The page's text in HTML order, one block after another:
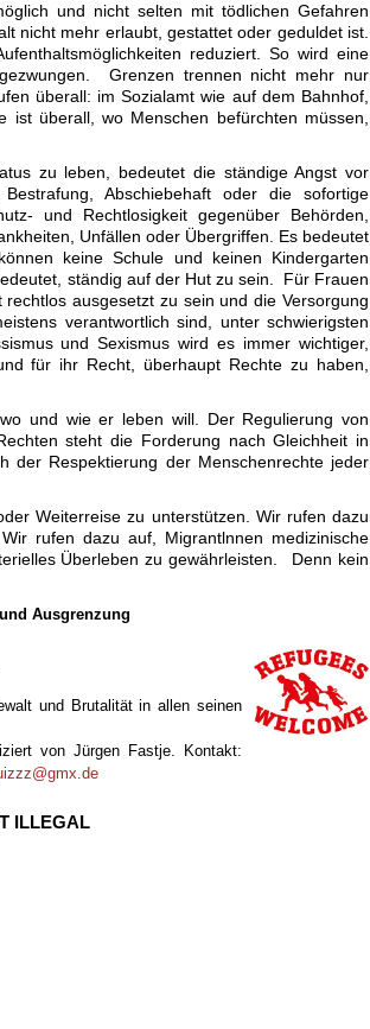
und nicht selten mit tödlichen Gefahren
nicht mehr erlaubt, gestattet oder geduldet ist.
reduziert. So wird eine
Grenzen trennen nicht mehr nur
überall: im Sozialamt wie auf dem Bahnhof,
überall, wo Menschen befürchten müssen,
zu leben, bedeutet die ständige Angst vor
Abschiebehaft oder die sofortige
und Rechtlosigkeit gegenüber Behörden,
Unfällen oder Übergriffen. Es bedeutet
keine Schule und keinen Kindergarten
ständig auf der Hut zu sein. Für Frauen
ausgesetzt zu sein und die Versorgung
verantwortlich sind, unter schwierigsten
und Sexismus wird es immer wichtiger,
für ihr Recht, überhaupt Rechte zu haben,
und wie er leben will. Der Regulierung von
steht die Forderung nach Gleichheit in
der Respektierung der Menschenrechte jeder
Weiterreise zu unterstützen. Wir rufen dazu
rufen dazu auf, Migrantlnnen medizinische
Überleben zu gewährleisten. Denn kein
Ausgrenzung
und Brutalität in allen seinen
von Jürgen Fastje. Kontakt:
ILLEGALl